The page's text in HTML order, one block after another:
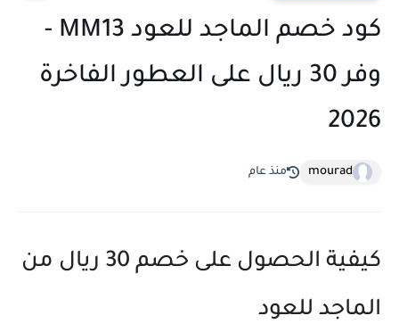
كود خصم الماجد للعود MM13 -
وفر 30 ريال على العطور الفاخرة
2026
mourad منذ عام
كيفية الحصول على خصم 30 ريال من
الماجد للعود